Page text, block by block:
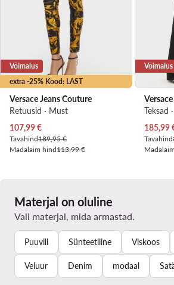
extra -25% Kood: LAST
Võimalus
Versace Jeans Couture
Retuusid · Must
Praegune hind
107,99€
Tavahind189,95 €
Madalaim hind113,99 €
Võimalus
Teksad
185,99
Tavahind
Materjal on oluline
Vali materjal, mida armastad.
Puuvill Sünteetiline Viskoos
Veluur Denim modaal